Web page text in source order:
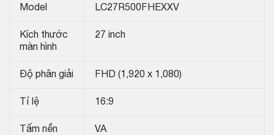
Model LC27R500FHEXXV
Kích thước
màn hình
27 inch
Độ phân giải FHD (1,920 x 1,080)
Tỉ lệ 16:9
Tấm nền
VA